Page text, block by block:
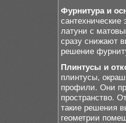
Фурнитура и
латуни с
сразу снижают
решение
Плинтусы и
плинтусы,
профили. Они
пространство.
такие решения
геометрии